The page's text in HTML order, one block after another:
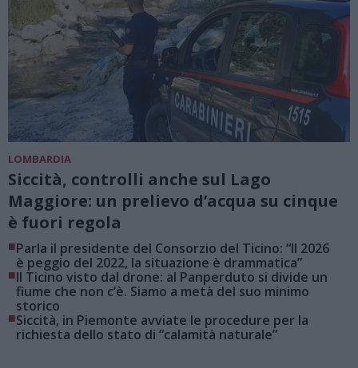
LOMBARDIA
Siccità, controlli anche sul Lago
Maggiore: un prelievo d’acqua su cinque
è fuori regola
■Parla il presidente del Consorzio del Ticino: “Il 2026
è peggio del 2022, la situazione è drammatica”
■Il Ticino visto dal drone: al Panperduto si divide un
fiume che non c’è. Siamo a metà del suo minimo
storico
■Siccità, in Piemonte avviate le procedure per la
richiesta dello stato di “calamità naturale”